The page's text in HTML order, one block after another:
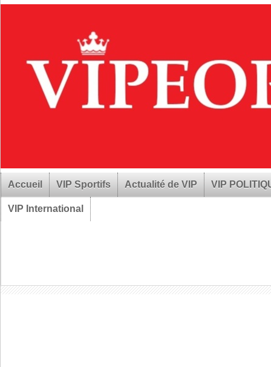
Accueil VIP Sportifs Actualité de VIP VIP
VIP International